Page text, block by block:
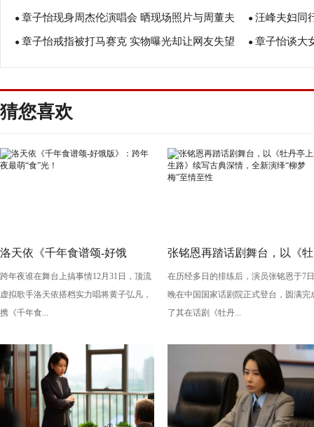
袁咏仪？
● 章子怡现身周杰伦演唱会 晒现场照片与周董夫
妇合照
● 汪峰夫妇同
● 章子怡戒指被打马赛克 实物曝光却让网友失望
了！
● 章子怡谈大
猜您喜欢
洛天依《千年食谱颂-好饿
版》：跨年夜最萌“食”光！
跨年夜谁在舞台上搞事情12月31日，顶流
虚拟歌手洛天依搭档实力唱将黄子弘凡，
携《千年食...
张铭恩再踏话剧舞台，以《牡
丹亭上三生路》续写古典深
情，全新演绎“柳梦梅”至情至
在历经多日的排练后，演员张铭恩于7日
晚在中国国家话剧院正式登台，圆满完
了其在话剧《牡丹...